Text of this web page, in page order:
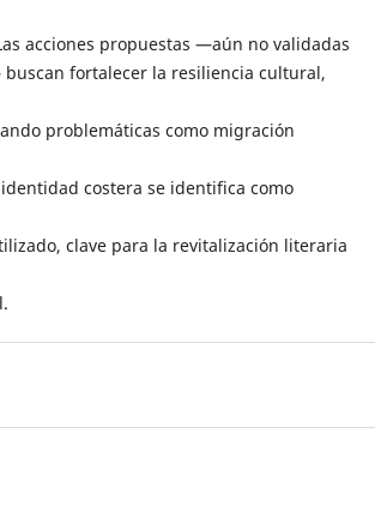
acciones propuestas —aún no validadas
fortalecer la resiliencia cultural,
problemáticas como migración
costera se identifica como
clave para la revitalización literaria